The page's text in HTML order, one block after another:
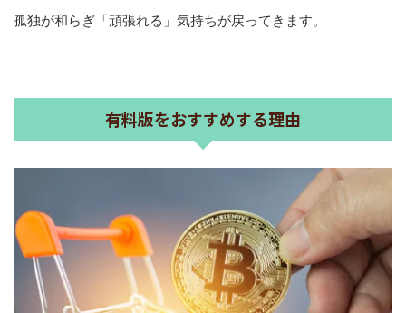
孤独が和らぎ「頑張れる」気持ちが戻ってきます。
有料版をおすすめする理由